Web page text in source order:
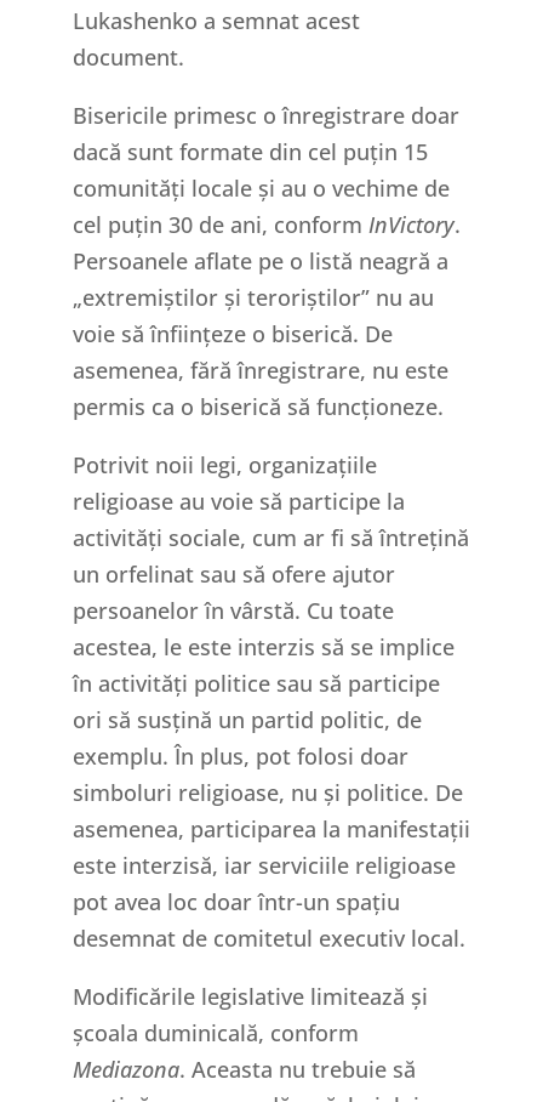
Lukashenko a semnat acest
document.
Bisericile primesc o înregistrare doar
dacă sunt formate din cel puțin 15
comunități locale și au o vechime de
cel puțin 30 de ani, conform InVictory.
Persoanele aflate pe o listă neagră a
„extremiștilor și teroriștilor” nu au
voie să înființeze o biserică. De
asemenea, fără înregistrare, nu este
permis ca o biserică să funcționeze.
Potrivit noii legi, organizațiile
religioase au voie să participe la
activități sociale, cum ar fi să întrețină
un orfelinat sau să ofere ajutor
persoanelor în vârstă. Cu toate
acestea, le este interzis să se implice
în activități politice sau să participe
ori să susțină un partid politic, de
exemplu. În plus, pot folosi doar
simboluri religioase, nu și politice. De
asemenea, participarea la manifestații
este interzisă, iar serviciile religioase
pot avea loc doar într-un spațiu
desemnat de comitetul executiv local.
Modificările legislative limitează și
școala duminicală, conform
Mediazona. Aceasta nu trebuie să